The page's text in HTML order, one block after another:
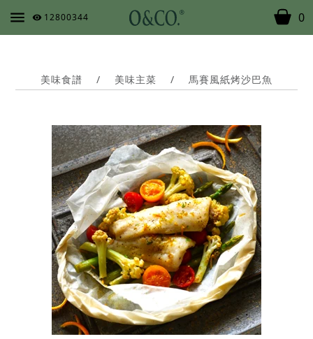
12800344 0
美味食譜 / 美味主菜 / 馬賽風紙烤沙巴魚